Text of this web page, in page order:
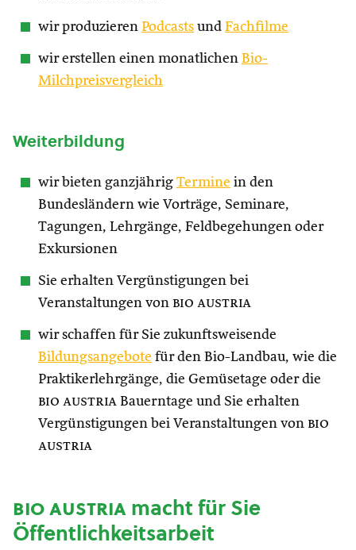
wir produzieren Podcasts und Fachfilme
wir erstellen einen monatlichen Bio-
Milchpreisvergleich
Weiterbildung
wir bieten ganzjährig Termine in den
Bundesländern wie Vorträge, Seminare,
Tagungen, Lehrgänge, Feldbegehungen oder
Exkursionen
Sie erhalten Vergünstigungen bei
Veranstaltungen von bio austria
wir schaffen für Sie zukunftsweisende
Bildungsangebote für den Bio-Landbau, wie die
Praktikerlehrgänge, die Gemüsetage oder die
bio austria Bauerntage und Sie erhalten
Vergünstigungen bei Veranstaltungen von bio
austria
bio austriamacht für Sie
Öffentlichkeitsarbeit